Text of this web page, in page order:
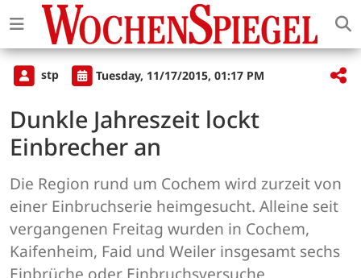
stp Tuesday, 11/17/2015, 01:17 PM
Dunkle Jahreszeit lockt
Einbrecher an
Die Region rund um Cochem wird zurzeit von
einer Einbruchserie heimgesucht. Alleine seit
vergangenen Freitag wurden in Cochem,
Kaifenheim, Faid und Weiler insgesamt sechs